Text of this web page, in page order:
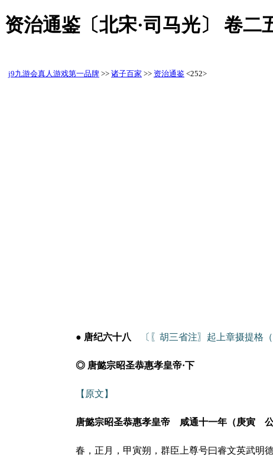
资治通鉴〔北宋·司马光〕 卷
j9九游会真人游戏第一品牌 >> 诸子百家 >> 资治通鉴 <252>
● 唐纪六十八 〔〖胡三省注〗起上章摄提格
◎ 唐懿宗昭圣恭惠孝皇帝·下
【原文】
唐懿宗昭圣恭惠孝皇帝 咸通十一年（庚寅 公
春，正月，甲寅朔，群臣上尊号曰睿文英武明德